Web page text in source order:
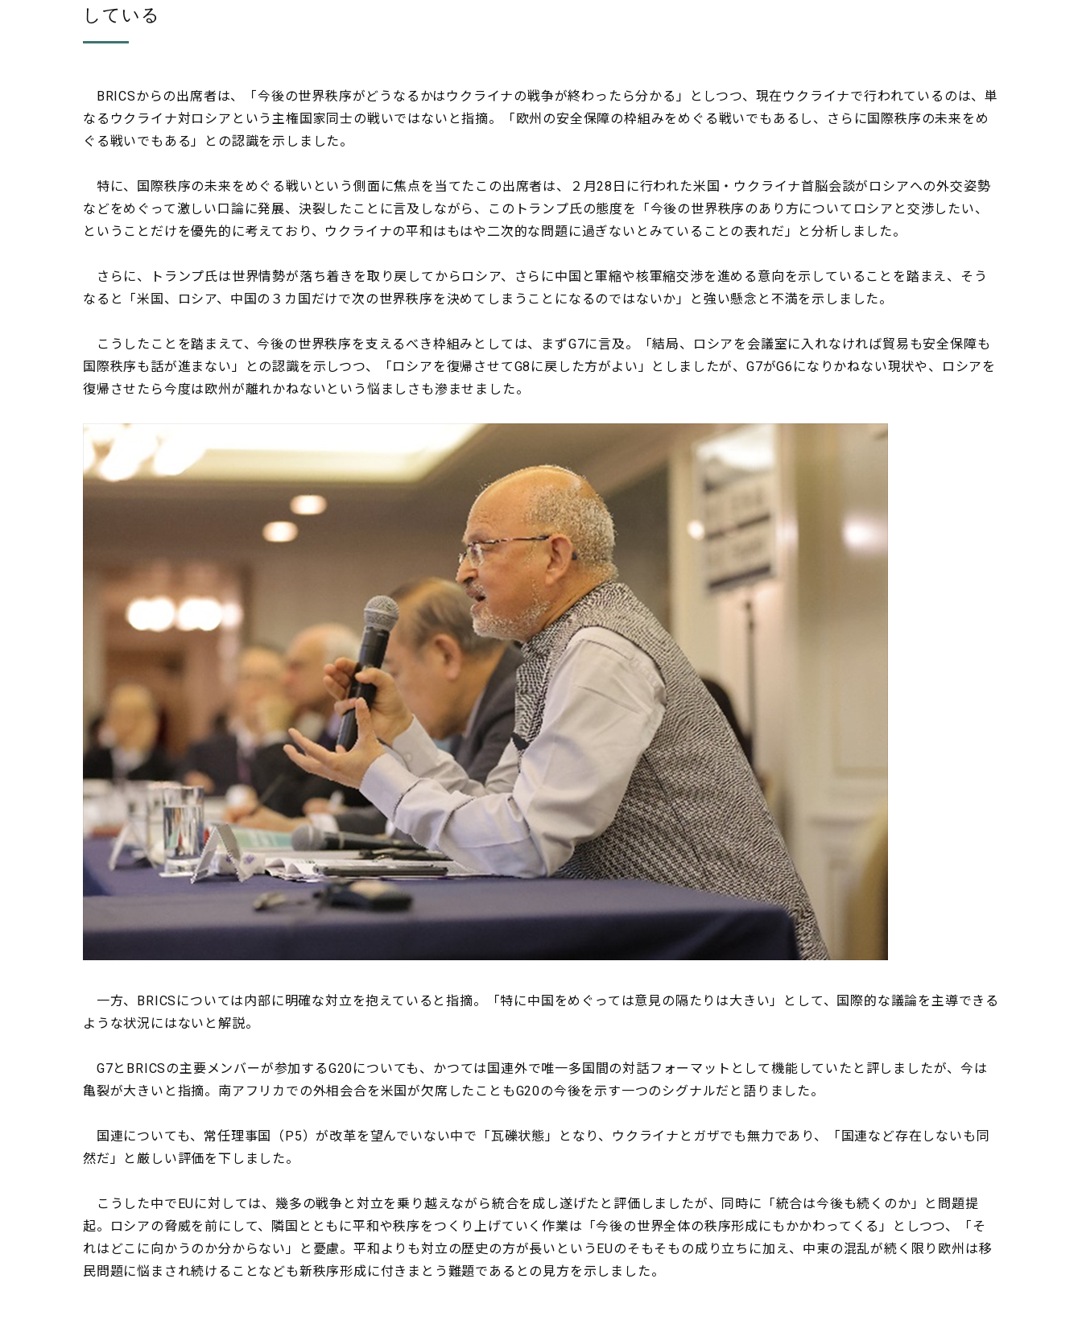
している
BRICSからの出席者は、「今後の世界秩序がどうなるかはウクライナの戦争が終わったら分かる」としつつ、現在ウクライナで行われているのは、単
なるウクライナ対ロシアという主権国家同士の戦いではないと指摘。「欧州の安全保障の枠組みをめぐる戦いでもあるし、さらに国際秩序の未来をめ
ぐる戦いでもある」との認識を示しました。
特に、国際秩序の未来をめぐる戦いという側面に焦点を当てたこの出席者は、２月28日に行われた米国・ウクライナ首脳会談がロシアへの外交姿勢
などをめぐって激しい口論に発展、決裂したことに言及しながら、このトランプ氏の態度を「今後の世界秩序のあり方についてロシアと交渉したい、
ということだけを優先的に考えており、ウクライナの平和はもはや二次的な問題に過ぎないとみていることの表れだ」と分析しました。
さらに、トランプ氏は世界情勢が落ち着きを取り戻してからロシア、さらに中国と軍縮や核軍縮交渉を進める意向を示していることを踏まえ、そう
なると「米国、ロシア、中国の３カ国だけで次の世界秩序を決めてしまうことになるのではないか」と強い懸念と不満を示しました。
こうしたことを踏まえて、今後の世界秩序を支えるべき枠組みとしては、まずG7に言及。「結局、ロシアを会議室に入れなければ貿易も安全保障も
国際秩序も話が進まない」との認識を示しつつ、「ロシアを復帰させてG8に戻した方がよい」としましたが、G7がG6になりかねない現状や、ロシアを
復帰させたら今度は欧州が離れかねないという悩ましさも滲ませました。
一方、BRICSについては内部に明確な対立を抱えていると指摘。「特に中国をめぐっては意見の隔たりは大きい」として、国際的な議論を主導できる
ような状況にはないと解説。
G7とBRICSの主要メンバーが参加するG20についても、かつては国連外で唯一多国間の対話フォーマットとして機能していたと評しましたが、今は
亀裂が大きいと指摘。南アフリカでの外相会合を米国が欠席したこともG20の今後を示す一つのシグナルだと語りました。
国連についても、常任理事国（P5）が改革を望んでいない中で「瓦礫状態」となり、ウクライナとガザでも無力であり、「国連など存在しないも同
然だ」と厳しい評価を下しました。
こうした中でEUに対しては、幾多の戦争と対立を乗り越えながら統合を成し遂げたと評価しましたが、同時に「統合は今後も続くのか」と問題提
起。ロシアの脅威を前にして、隣国とともに平和や秩序をつくり上げていく作業は「今後の世界全体の秩序形成にもかかわってくる」としつつ、「そ
れはどこに向かうのか分からない」と憂慮。平和よりも対立の歴史の方が長いというEUのそもそもの成り立ちに加え、中東の混乱が続く限り欧州は移
民問題に悩まされ続けることなども新秩序形成に付きまとう難題であるとの見方を示しました。